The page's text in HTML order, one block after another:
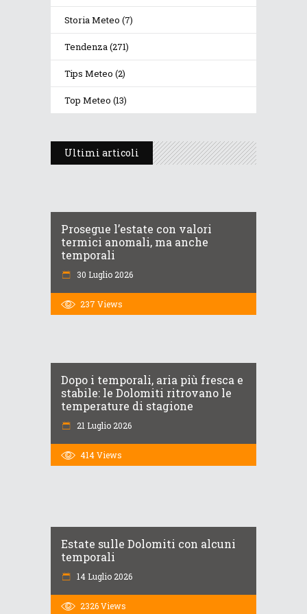
Storia Meteo (7)
Tendenza(271)
Tips Meteo (2)
Top Meteo (13)
Ultimi articoli
Prosegue l’estate con valori
termici anomali, ma anche
temporali
30 Luglio 2026
237 Views
Dopo i temporali, aria più fresca e
stabile: le Dolomiti ritrovano le
temperature di stagione
21 Luglio 2026
414Views
Estate sulle Dolomiti con alcuni
temporali
14 Luglio 2026
2326Views